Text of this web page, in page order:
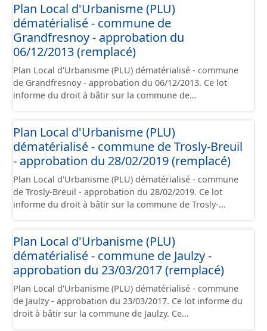
administratives, le rapport de présentation, le PADD, le
règlement (à l'exception des plans de zonages), les
annexes, les orientations d'aménagement et les données
géographiques. Malgré l'attention portée à la création
de ces données, il est rappelé que seuls les documents
papier font foi et sont opposables d'un point de vue
juridique.
Plan Local d'Urbanisme (PLU)
dématérialisé - commune de
Grandfresnoy - approbation du
06/12/2013 (remplacé)
Plan Local d'Urbanisme (PLU) dématérialisé - commune
de Grandfresnoy - approbation du 06/12/2013. Ce lot
informe du droit à bâtir sur la commune de
contient les pièces administratives, le rapport de
présentation, le PADD, le règlement (à l'exception des
plans de zonages), les annexes, les orientations
d'aménagement et les données géographiques. Malgré
l'attention portée à la création de ces données, il est
rappelé que seuls les documents papier font foi et sont
opposables d'un point de vue juridique.
Plan Local d'Urbanisme (PLU)
dématérialisé - commune de Trosly-Breuil
- approbation du 28/02/2019 (remplacé)
Plan Local d'Urbanisme (PLU) dématérialisé - commune
de Trosly-Breuil - approbation du 28/02/2019. Ce lot
informe du droit à bâtir sur la commune de Trosly-
pièces administratives, le rapport de présentation, le
PADD, le règlement (à l'exception des plans de zonages),
les annexes, les orientations d'aménagement et les
données géographiques. Malgré l'attention portée à la
création de ces données, il est rappelé que seuls les
documents papier font foi et sont opposables d'un point
de vue juridique.
Plan Local d'Urbanisme (PLU)
dématérialisé - commune de Jaulzy -
approbation du 23/03/2017 (remplacé)
Plan Local d'Urbanisme (PLU) dématérialisé - commune
de Jaulzy - approbation du 23/03/2017. Ce lot informe du
droit à bâtir sur la commune de Jaulzy. Ce